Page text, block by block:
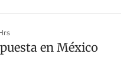
en México